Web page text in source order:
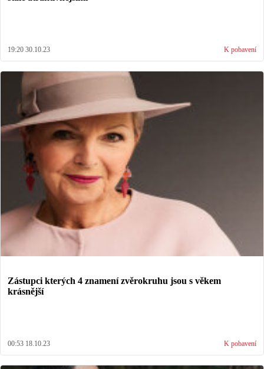
19:20 30.10.23 K pobavení
Zástupci kterých 4 znamení zvěrokruhu jsou s věkem
krásnější
00:53 18.10.23 K pobavení